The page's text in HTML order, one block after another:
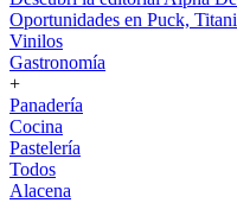
Oportunidades en Puck,
Vinilos
Gastronomía
+
Panadería
Cocina
Pastelería
Todos
Alacena